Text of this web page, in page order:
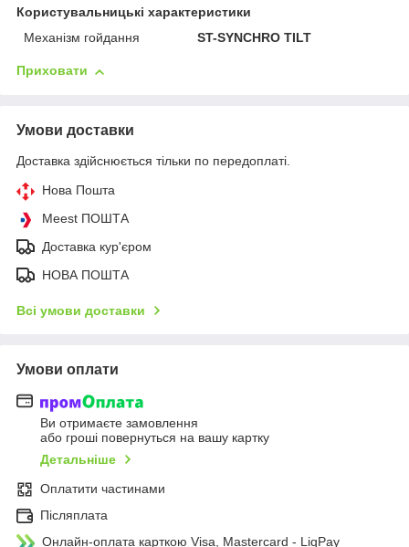
Користувальницькі характеристики
Механізм гойдання
ST-SYNCHRO TILT
Приховати
Умови доставки
Доставка здійснюється тільки по передоплаті.
Нова Пошта
Meest ПОШТА
Доставка кур'єром
НОВА ПОШТА
Всі умови доставки
Умови оплати
Ви отримаєте замовлення
або гроші повернуться на вашу картку
Детальніше
Оплатити частинами
Післяплата
Онлайн-оплата карткою Visa, Mastercard - LiqPay